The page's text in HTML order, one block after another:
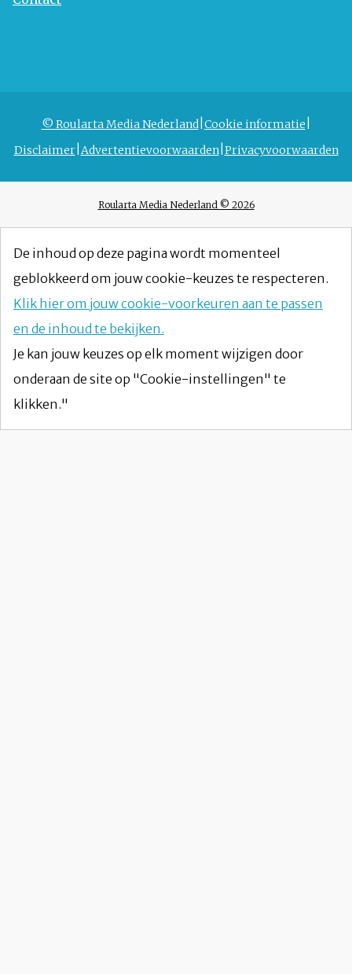
© Roularta Media Nederland Cookie informatie
Disclaimer Advertentievoorwaarden Privacyvoorwaarden
Roularta Media Nederland © 2026
De inhoud op deze pagina wordt momenteel
geblokkeerd om jouw cookie-keuzes te respecteren.
Klik hier om jouw cookie-voorkeuren aan te passen
en de inhoud te bekijken.
Je kan jouw keuzes op elk moment wijzigen door
onderaan de site op "Cookie-instellingen" te
klikken."